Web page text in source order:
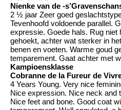
Nienke van de -
2 ½ jaar Zeer goed
Tevenhoofd voldoende parallel.
expressie. Goede hals. Rug niet
gehoekt, achter wat sterker in
benen en voeten. Warme goud
temparement. Gaat achter met
Kampioensklasse
Cobranne de la Fureur de
4 Years Young. Very nice
Nice expression. Nice neck and
Nice feet and bone. Good coat